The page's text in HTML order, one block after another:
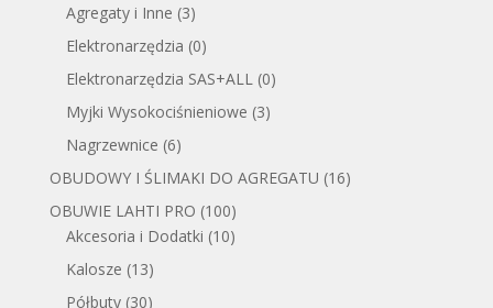
Agregaty i Inne (3)
Elektronarzędzia (0)
Elektronarzędzia SAS+ALL (0)
Myjki Wysokociśnieniowe (3)
Nagrzewnice (6)
OBUDOWY I ŚLIMAKI DO AGREGATU (16)
OBUWIE LAHTI PRO (100)
Akcesoria i Dodatki (10)
Kalosze (13)
Półbuty (30)